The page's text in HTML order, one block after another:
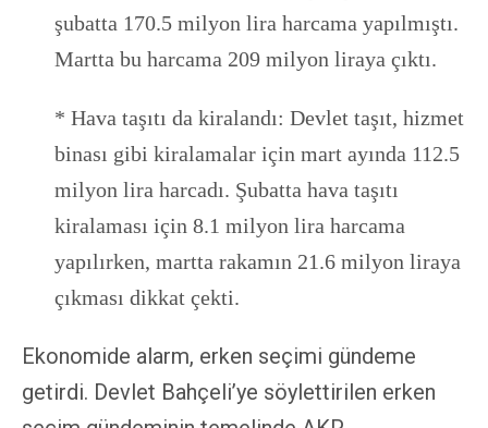
şubatta 170.5 milyon lira harcama yapılmıştı.
Martta bu harcama 209 milyon liraya çıktı.
* Hava taşıtı da kiralandı: Devlet taşıt, hizmet
binası gibi kiralamalar için mart ayında 112.5
milyon lira harcadı. Şubatta hava taşıtı
kiralaması için 8.1 milyon lira harcama
yapılırken, martta rakamın 21.6 milyon liraya
çıkması dikkat çekti.
Ekonomide alarm, erken seçimi gündeme
getirdi. Devlet Bahçeli’ye söylettirilen erken